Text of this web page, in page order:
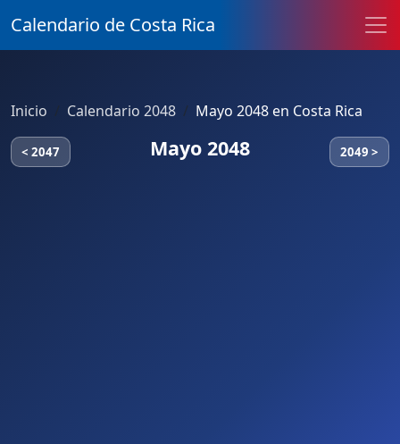
Calendario de Costa Rica
Inicio Calendario 2048 Mayo 2048 en Costa Rica
< 2047 Mayo 2048 2049 >